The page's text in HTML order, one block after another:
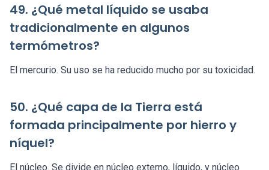
49. ¿Qué metal líquido se usaba
tradicionalmente en algunos
termómetros?
El mercurio. Su uso se ha reducido mucho por su toxicidad.
50. ¿Qué capa de la Tierra está
formada principalmente por hierro y
níquel?
El núcleo. Se divide en núcleo externo, líquido, y núcleo